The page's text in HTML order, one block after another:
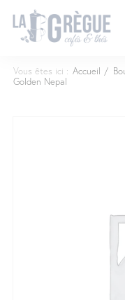
Vous êtes ici : Accueil /
Golden Nepal